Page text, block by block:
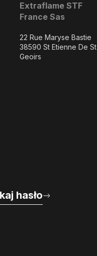
Extraflame STF
France Sas
22 Rue Maryse Bastie
38590 St Etienne De St
Geoirs
hasło